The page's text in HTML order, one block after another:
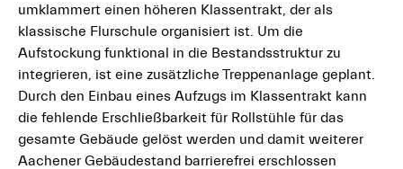
umklammert einen höheren Klassentrakt, der als
klassische Flurschule organisiert ist. Um die
Aufstockung funktional in die Bestandsstruktur zu
integrieren, ist eine zusätzliche Treppenanlage geplant.
Durch den Einbau eines Aufzugs im Klassentrakt kann
die fehlende Erschließbarkeit für Rollstühle für das
gesamte Gebäude gelöst werden und damit weiterer
Aachener Gebäudestand barrierefrei erschlossen